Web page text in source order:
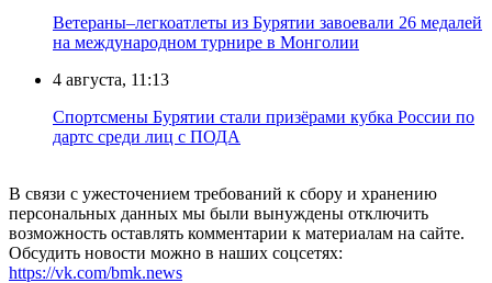
Ветераны–легкоатлеты из Бурятии завоевали 26 медалей
на международном турнире в Монголии
4 августа, 11:13
Спортсмены Бурятии стали призёрами кубка России по
дартс среди лиц с ПОДА
В связи с ужесточением требований к сбору и хранению
персональных данных мы были вынуждены отключить
возможность оставлять комментарии к материалам на сайте.
Обсудить новости можно в наших соцсетях:
https://vk.com/bmk.news